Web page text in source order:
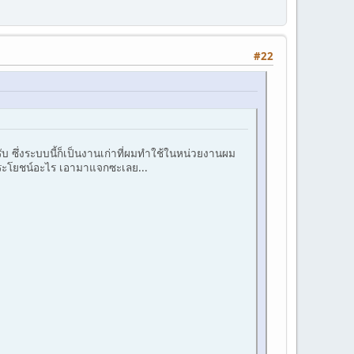
#22
งระบบนี้ก็เป็นงานเก่าที่ผมทำใช้ในหน่วยงานผม
ยชน์อะไร เอามาแจกซะเลย...